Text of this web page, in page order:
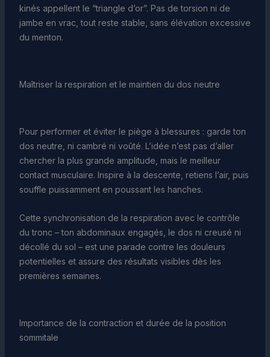
kinés appellent le “triangle d’or”. Pas de torsion ni de
jambe en vrac, tout reste stable, sans élévation excessive
du menton.
Maîtriser la respiration et le maintien du dos neutre
Pour performer et éviter le piège à blessures : garde ton
dos neutre, ni cambré ni voûté. L’idée n’est pas d’aller
chercher la plus grande amplitude, mais le meilleur
contact musculaire. Inspire à la descente, retiens l’air, puis
souffle puissamment en poussant les hanches.
Cette synchronisation de la respiration avec le contrôle
du tronc – ton abdominaux engagés, le dos ni creusé ni
décollé du sol – est une parade contre les douleurs
potentielles et assure des résultats visibles dès les
premières semaines.
Importance de la contraction et durée de la position
sommitale